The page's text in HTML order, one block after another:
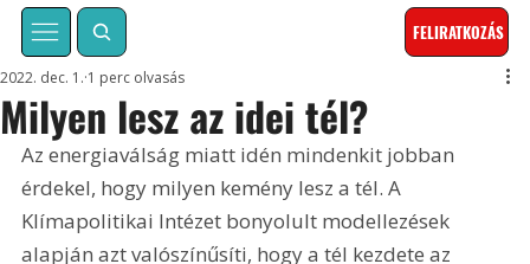
FELIRATKOZÁS
Milyen lesz az idei tél?
2022. dec. 1. 1 perc olvasás
Az energiaválság miatt idén mindenkit jobban
érdekel, hogy milyen kemény lesz a tél. A
Klímapolitikai Intézet bonyolult modellezések
alapján azt valószínűsíti, hogy a tél kezdete az